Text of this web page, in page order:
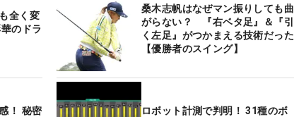
全く変
のドラ
桑木志帆はなぜマン振りしても曲
がらない？ 『右ベタ足』＆『引
く左足』がつかまえる技術だった
【優勝者のスイング】
！ 秘密
ロボット計測で判明！ 31種のボ